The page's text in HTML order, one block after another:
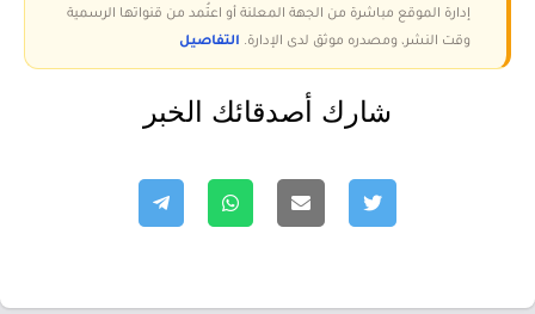
إدارة الموقع مباشرة من الجهة المعلنة أو اعتُمد من قنواتها الرسمية
وقت النشر، ومصدره موثق لدى الإدارة. التفاصيل
شارك أصدقائك الخبر